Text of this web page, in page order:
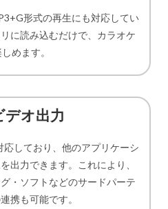
形式の再生にも対応してい
に読み込むだけで、カラオケ
めます。
デオ出力
しており、他のアプリケーシ
出力できます。これにより、
・ソフトなどのサードパーテ
携も可能です。